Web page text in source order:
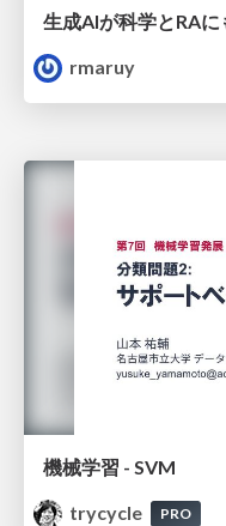
rmaruy
機械学習 - SVM
trycycle
PRO